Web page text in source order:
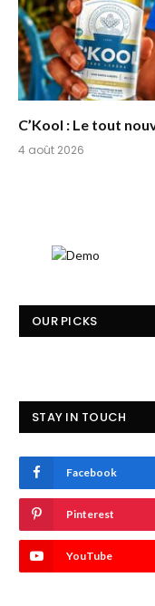
C’Kool : Le tout
4 août 2026
OUR PICKS
STAY IN TOUCH
Facebook
Pinterest
YouTube